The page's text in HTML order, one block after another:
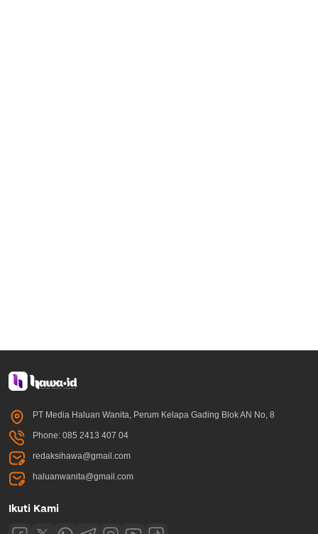
PT Media Haluan Wanita, Perum Kelapa Gading Blok AN No, 8
Phone: 085 2413 407 04
redaksihawa@gmail.com
haluanwanita@gmail.com
Ikuti Kami